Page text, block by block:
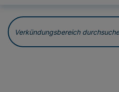
Verkündungsbereich durchsuchen